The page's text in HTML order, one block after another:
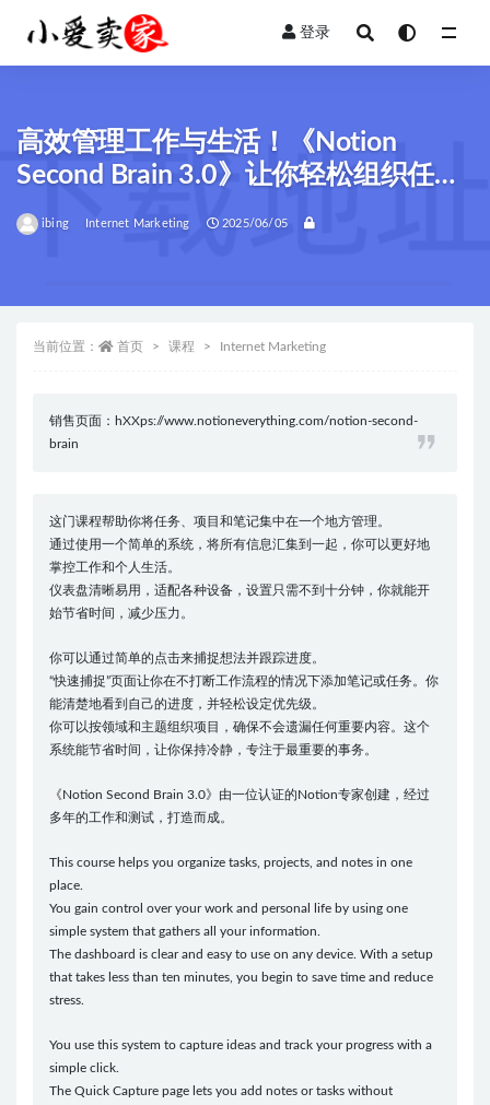
登录
高效管理工作与生活！《Notion
Second Brain 3.0》让你轻松组织任
务、项目和笔记
ibing Internet Marketing 2025/06/05
当前位置： 首页 课程 Internet Marketing
销售页面：hXXps://www.notioneverything.com/notion-second-
brain
这门课程帮助你将任务、项目和笔记集中在一个地方管理。
通过使用一个简单的系统，将所有信息汇集到一起，你可以更好地
掌控工作和个人生活。
仪表盘清晰易用，适配各种设备，设置只需不到十分钟，你就能开
始节省时间，减少压力。
你可以通过简单的点击来捕捉想法并跟踪进度。
“快速捕捉”页面让你在不打断工作流程的情况下添加笔记或任务。你
能清楚地看到自己的进度，并轻松设定优先级。
你可以按领域和主题组织项目，确保不会遗漏任何重要内容。这个
系统能节省时间，让你保持冷静，专注于最重要的事务。
《Notion Second Brain 3.0》由一位认证的Notion专家创建，经过
多年的工作和测试，打造而成。
This course helps you organize tasks, projects, and notes in one
place.
You gain control over your work and personal life by using one
simple system that gathers all your information.
The dashboard is clear and easy to use on any device. With a setup
that takes less than ten minutes, you begin to save time and reduce
stress.
You use this system to capture ideas and track your progress with a
simple click.
The Quick Capture page lets you add notes or tasks without